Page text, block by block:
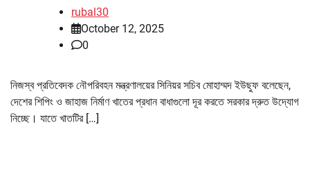
rubal30
October 12, 2025
0
নিজস্ব প্রতিবেদক নৌপরিবহন মন্ত্রণালয়ের সিনিয়র সচিব মোহাম্মদ ইউছুফ বলেছেন,
দেশের শিপিং ও জাহাজ নির্মাণ খাতের প্রধান বাধাগুলো দূর করতে সরকার দ্রুত উদ্যোগ
নিচ্ছে। যাতে খাতটির […]